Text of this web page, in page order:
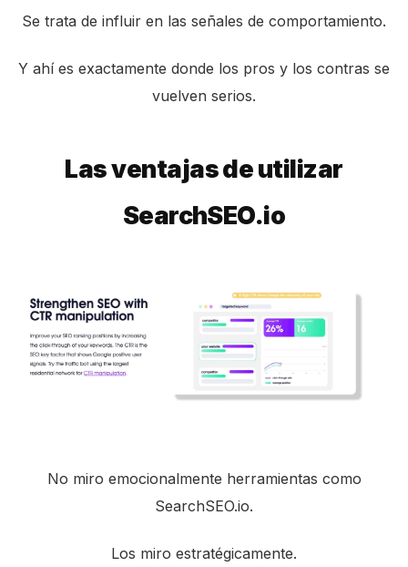
Se trata de influir en las señales de comportamiento.
Y ahí es exactamente donde los pros y los contras se
vuelven serios.
Las ventajas de utilizar
SearchSEO.io
No miro emocionalmente herramientas como
SearchSEO.io.
Los miro estratégicamente.